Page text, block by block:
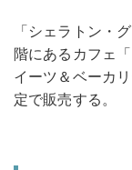
「シェラトン・
階にあるカフェ
イーツ＆ベーカ
定で販売する。